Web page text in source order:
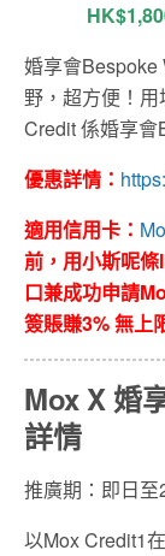
婚享會Bespoke
野，超方便！
Credit 係婚享會
優惠詳情：
適用信用卡：
前，用小斯呢
口兼成功申請
簽賬賺3% 無上
Mox X 婚
詳情
推廣期：即日
以Mox Credit1